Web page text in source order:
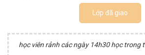
Lớp đã giao
học viên rảnh các ngày 14h30 học trong